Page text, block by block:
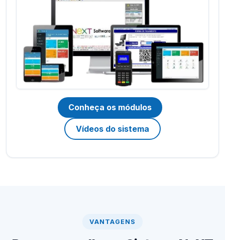
Conheça os módulos
Vídeos do sistema
VANTAGENS